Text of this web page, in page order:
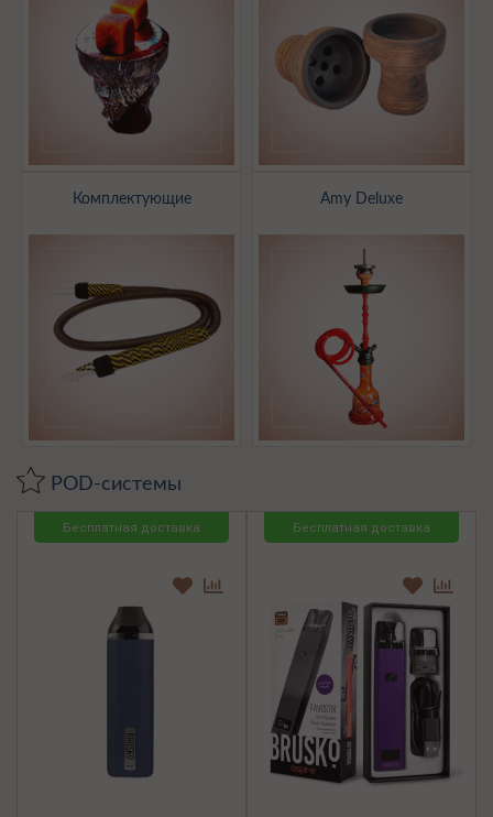
Комплектующие Amy Deluxe
POD-системы
Бесплатная доставка Бесплатная доставка